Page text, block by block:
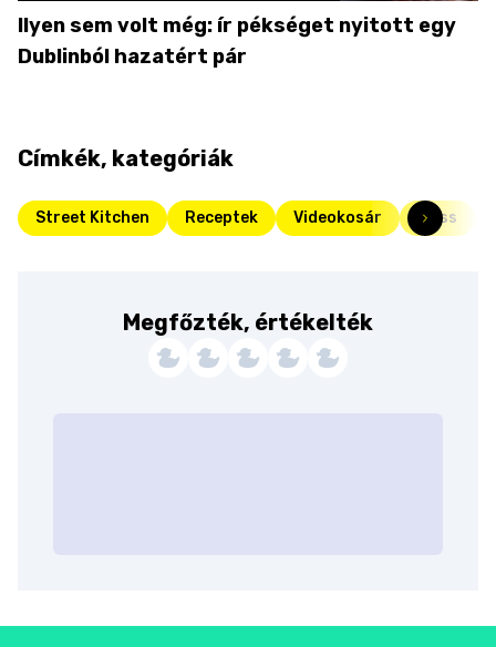
Ilyen sem volt még: ír pékséget nyitott egy
Dublinból hazatért pár
Címkék, kategóriák
Street Kitchen Receptek Videokosár Friss
Megfőzték, értékelték